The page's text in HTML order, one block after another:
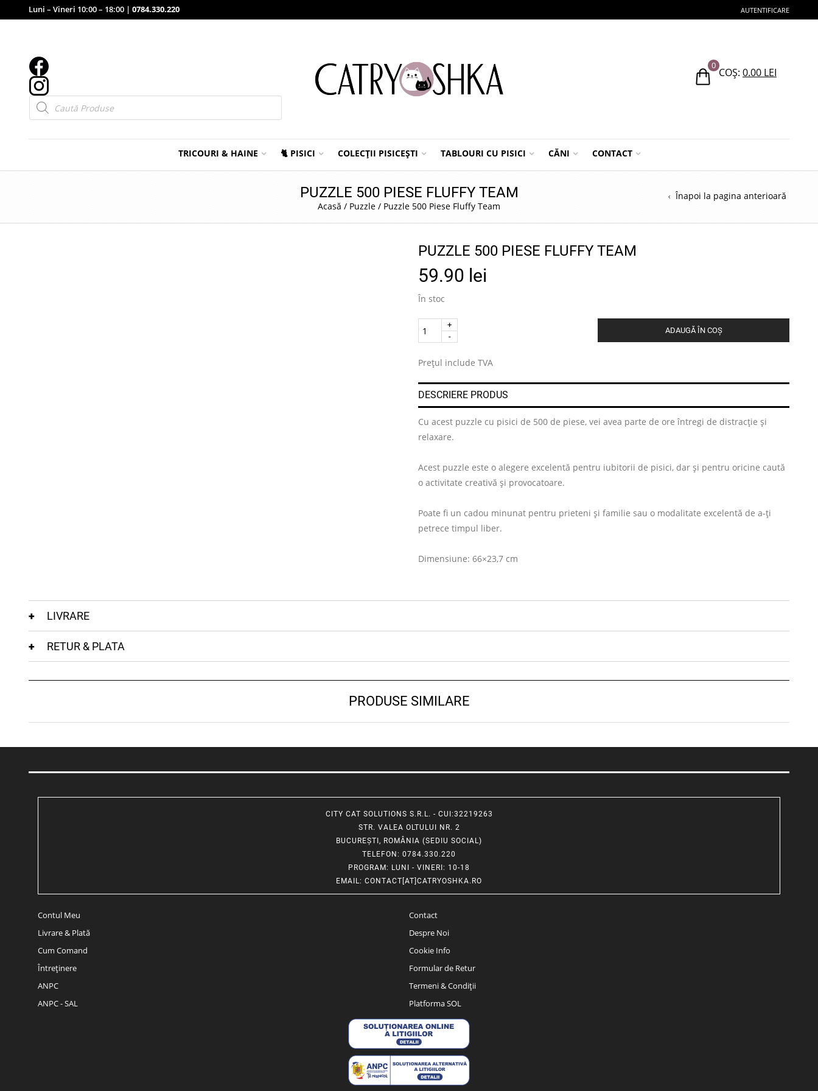
Luni – Vineri 10:00 – 18:00 | 0784.330.220 AUTENTIFICARE
Products
search
0
COȘ: 0.00 LEI
TRICOURI & HAINE 🐈 PISICI COLECȚII PISICEȘTI TABLOURI CU PISICI CĂNI CONTACT
PUZZLE 500 PIESE FLUFFY TEAM
Acasă / Puzzle / Puzzle 500 Piese Fluffy Team
Înapoi la pagina anterioară
PUZZLE 500 PIESE FLUFFY TEAM
59.90 lei
În stoc
Quantity
ADAUGĂ ÎN COȘ
Prețul include TVA
DESCRIERE PRODUS
Cu acest puzzle cu pisici de 500 de piese, vei avea parte de ore întregi de distracție și
relaxare.
Acest puzzle este o alegere excelentă pentru iubitorii de pisici, dar și pentru oricine caută
o activitate creativă și provocatoare.
Poate fi un cadou minunat pentru prieteni și familie sau o modalitate excelentă de a-ți
petrece timpul liber.
Dimensiune: 66×23,7 cm
LIVRARE
RETUR & PLATA
PRODUSE SIMILARE
CITY CAT SOLUTIONS S.R.L. - CUI:32219263
STR. VALEA OLTULUI NR. 2
BUCUREȘTI, ROMÂNIA (SEDIU SOCIAL)
TELEFON : 0784.330.220
PROGRAM: LUNI - VINERI: 10-18
EMAIL: CONTACT[AT]CATRYOSHKA.RO
Contul Meu
Livrare & Plată
Cum Comand
Întreținere
ANPC
ANPC - SAL
Contact
Despre Noi
Cookie Info
Formular de Retur
Termeni & Condiții
Platforma SOL